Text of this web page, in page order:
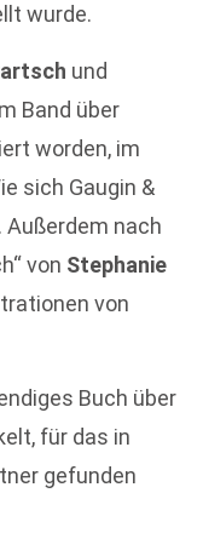
wurde.
und
Band über
worden, im
sich Gaugin &
Außerdem nach
von Stephanie
von
Buch über
für das in
gefunden